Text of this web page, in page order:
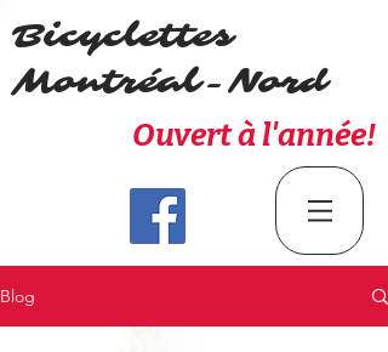
Bicyclettes
Montréal-Nord
Ouvert à l'année!
Blog